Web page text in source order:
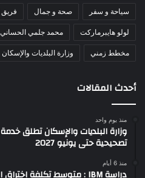
سياحة و سفر صحة و جمال فريق
لولو هايبرماركت محمد جلمي الحساني
مخطط زمني وزارة البلديات والإسكان
أحدث المقالات
منذ يوم واحد
وزارة البلديات والإسكان تطلق
تصحيحية حتى يونيو 2027
منذ 6 أيام